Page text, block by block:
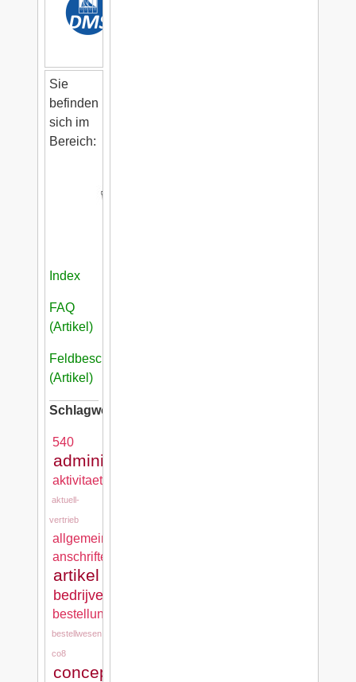
Sie
befinden
sich im
Bereich:
Index
FAQ
(Artikel)
Feldbeschreibungen
(Artikel)
Schlagwörter:
540
administration
aktivitaeten
aktuell-
vertrieb
allgemein
anschriften
artikel
bedrijven
bestellungen
bestellwesen
co8
concept_cash